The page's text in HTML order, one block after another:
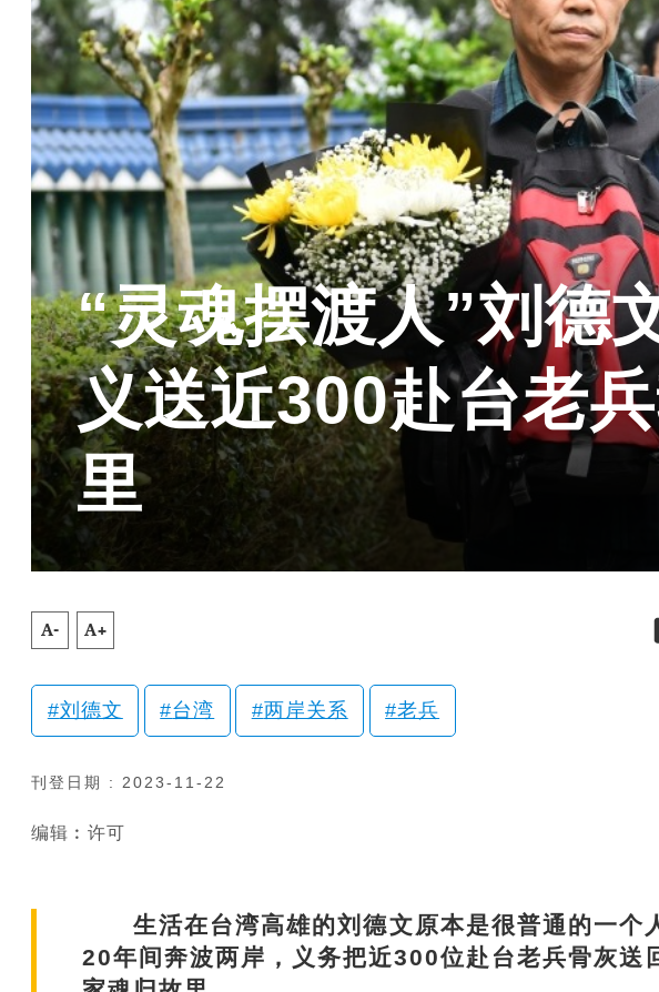
“灵魂摆渡人”刘
义送近300赴台老
里
A- A+
刘德文 台湾 两岸关系 老兵
刊登日期 : 2023-11-22
编辑︰许可
生活在台湾高雄的刘德文原本是很普通的一个
20年间奔波两岸，义务把近300位赴台老兵骨灰送